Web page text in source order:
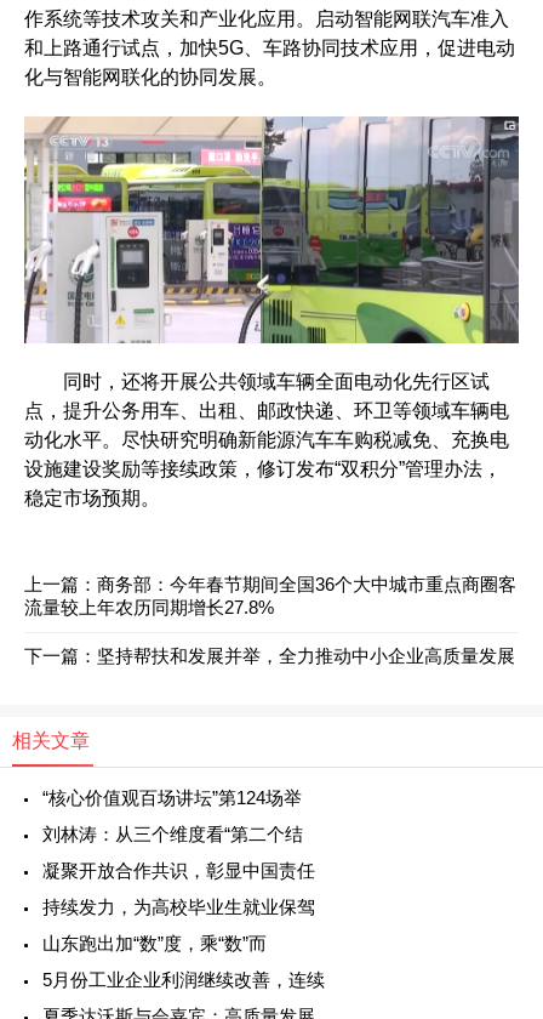
作系统等技术攻关和产业化应用。启动智能网联汽车准入
和上路通行试点，加快5G、车路协同技术应用，促进电动
化与智能网联化的协同发展。
同时，还将开展公共领域车辆全面电动化先行区试
点，提升公务用车、出租、邮政快递、环卫等领域车辆电
动化水平。尽快研究明确新能源汽车车购税减免、充换电
设施建设奖励等接续政策，修订发布“双积分”管理办法，
稳定市场预期。
上一篇： 商务部：今年春节期间全国36个大中城市重点商圈客
流量较上年农历同期增长27.8%
下一篇： 坚持帮扶和发展并举，全力推动中小企业高质量发展
相关文章
“核心价值观百场讲坛”第124场举
刘林涛：从三个维度看“第二个结
凝聚开放合作共识，彰显中国责任
持续发力，为高校毕业生就业保驾
山东跑出加“数”度，乘“数”而
5月份工业企业利润继续改善，连续